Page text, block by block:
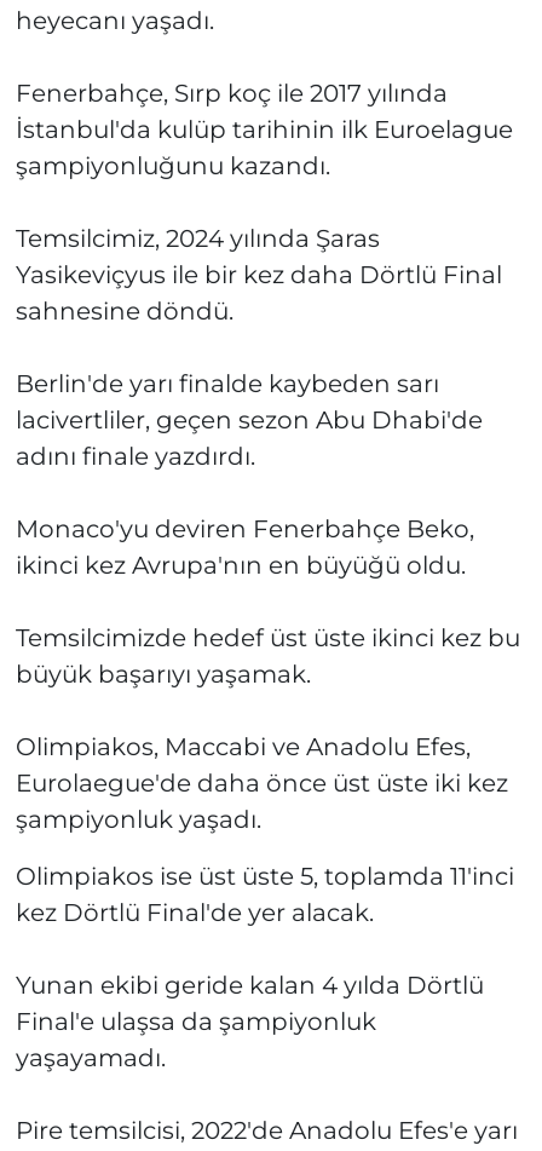
heyecanı yaşadı.
Fenerbahçe, Sırp koç ile 2017 yılında
İstanbul'da kulüp tarihinin ilk Euroelague
şampiyonluğunu kazandı.
Temsilcimiz, 2024 yılında Şaras
Yasikeviçyus ile bir kez daha Dörtlü Final
sahnesine döndü.
Berlin'de yarı finalde kaybeden sarı
lacivertliler, geçen sezon Abu Dhabi'de
adını finale yazdırdı.
Monaco'yu deviren Fenerbahçe Beko,
ikinci kez Avrupa'nın en büyüğü oldu.
Temsilcimizde hedef üst üste ikinci kez bu
büyük başarıyı yaşamak.
Olimpiakos, Maccabi ve Anadolu Efes,
Eurolaegue'de daha önce üst üste iki kez
şampiyonluk yaşadı.
Olimpiakos ise üst üste 5, toplamda 11'inci
kez Dörtlü Final'de yer alacak.
Yunan ekibi geride kalan 4 yılda Dörtlü
Final'e ulaşsa da şampiyonluk
yaşayamadı.
Pire temsilcisi, 2022'de Anadolu Efes'e yarı